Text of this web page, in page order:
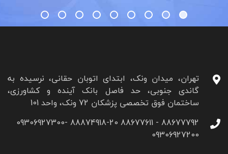
تهران، میدان ونک، ابتدای اتوبان حقانی، نرسیده به
گاندی جنوبی، حد فاصل بانک آینده و کشاورزی،
ساختمان فوق تخصصی پزشکان 72 ونک، واحد 101
88677792 - 88677611 88874918-20 09306927300-
09306927200